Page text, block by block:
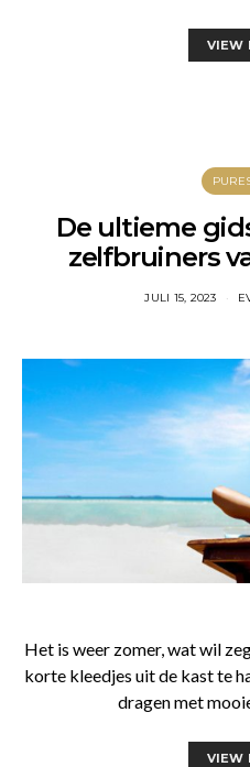
VIEW
De ultieme
zelfbruiners
JULI 15, 2023
Het is weer zomer, wat wil
korte kleedjes uit de kast te
dragen met
VIEW